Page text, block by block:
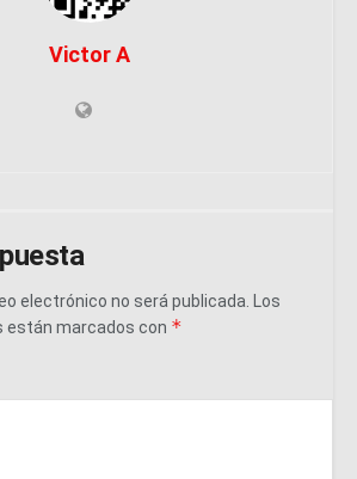
Victor A
electrónico no será publicada.
Los
están marcados con *